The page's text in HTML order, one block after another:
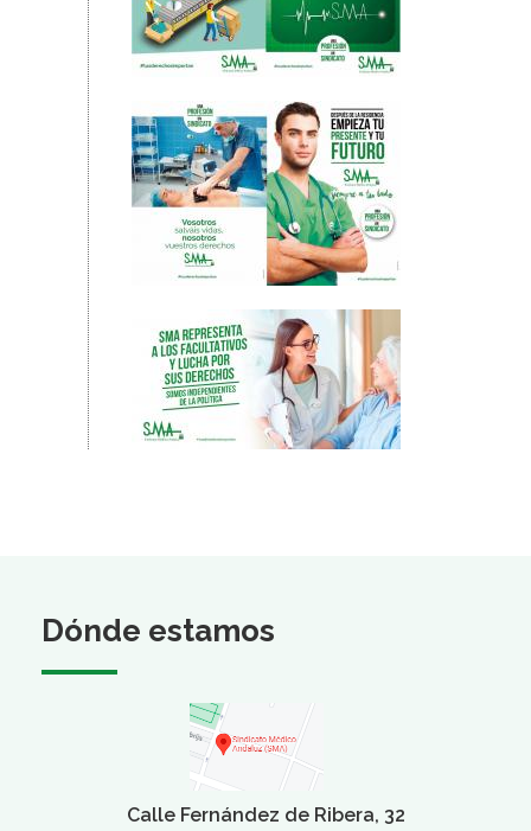
Dónde estamos
Calle Fernández de Ribera, 32